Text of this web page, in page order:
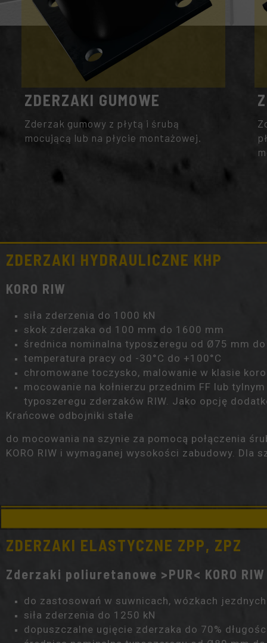
ZDERZAKI GUMOWE
Zderzak gumowy z płytą i śrubą
mocującą lub na płycie montażowej.
ZDERZAKI HYDRAULICZNE KHP
KORO RIW
siła zderzenia do 1000 kN
skok zderzaka od 100 mm do 1600 mm
średnica nominalna typoszeregu od Ø75 mm
temperatura pracy od -30°C do +100°C
chromowane toczysko, malowanie w klasie
mocowanie na kołnierzu przednim FF lub
typoszeregu zderzaków RIW. Jako opcję
Krańcowe odbojniki stałe
do mocowania na szynie za pomocą połączenia
KORO RIW i wymaganej wysokości zabudowy.
ZDERZAKI ELASTYCZNE ZPP, ZPZ
Zderzaki poliuretanowe >PUR< KORO RIW
do zastosowań w suwnicach, wózkach
siła zderzenia do 1250 kN
dopuszczalne ugięcie zderzaka do 70%